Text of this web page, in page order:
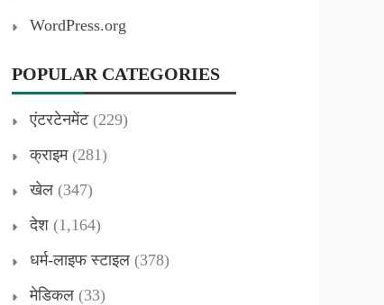
WordPress.org
POPULAR CATEGORIES
एंटरटेनमेंट(229)
क्राइम(281)
खेल (347)
देश (1,164)
धर्म-लाइफ स्टाइल (378)
मेडिकल (33)